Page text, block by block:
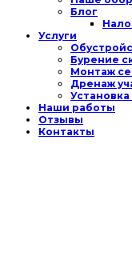
Блог
Услуги
Бурение
Монтаж
Дренаж
Наши работы
Отзывы
Контакты